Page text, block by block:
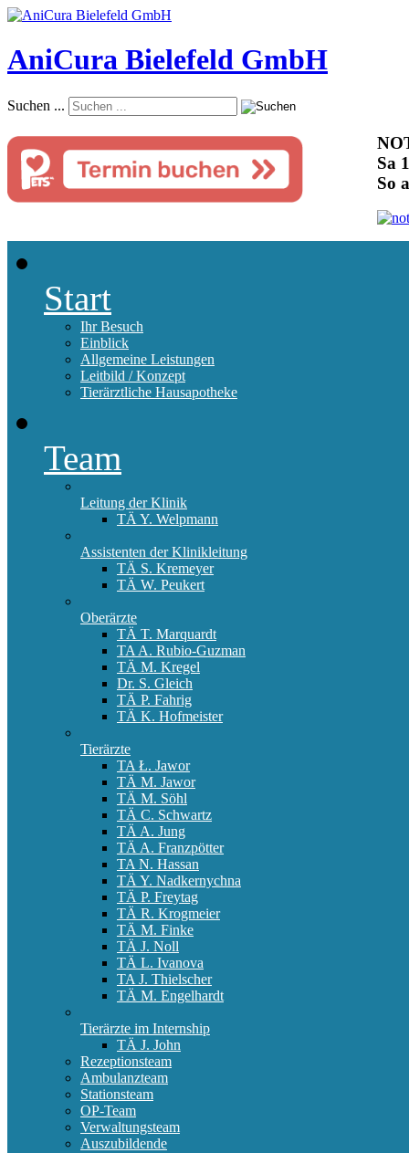
AniCura Bielefeld GmbH
Suchen ...
Sa
So
Start
Ihr Besuch
Einblick
Allgemeine Leistungen
Leitbild / Konzept
Tierärztliche Hausapotheke
Team
Leitung der Klinik
TÄ Y. Welpmann
Assistenten der Klinikleitung
TÄ S. Kremeyer
TÄ W. Peukert
Oberärzte
TÄ T. Marquardt
TA A. Rubio-Guzman
TÄ M. Kregel
Dr. S. Gleich
TÄ P. Fahrig
TÄ K. Hofmeister
Tierärzte
TA Ł. Jawor
TÄ M. Jawor
TÄ M. Söhl
TÄ C. Schwartz
TÄ A. Jung
TÄ A. Franzpötter
TA N. Hassan
TÄ Y. Nadkernychna
TÄ P. Freytag
TÄ R. Krogmeier
TÄ M. Finke
TÄ J. Noll
TÄ L. Ivanova
TA J. Thielscher
TÄ M. Engelhardt
Tierärzte im Internship
TÄ J. John
Rezeptionsteam
Ambulanzteam
Stationsteam
OP-Team
Verwaltungsteam
Auszubildende